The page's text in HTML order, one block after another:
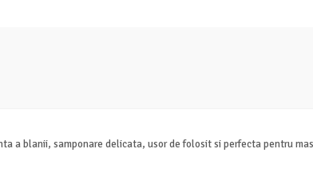
a blanii, samponare delicata, usor de folosit si perfecta pentru